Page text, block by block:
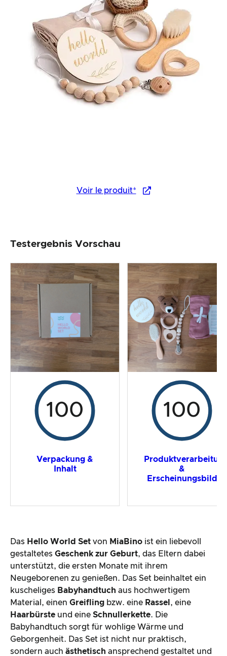
Voir le produit*
Testergebnis Vorschau
100
Verpackung &
Inhalt
100
&
Erscheinungsbild
Das Hello World Set von MiaBino ist ein liebevoll
gestaltetes Geschenk zur Geburt, das Eltern dabei
unterstützt, die ersten Monate mit ihrem
Neugeborenen zu genießen. Das Set beinhaltet ein
kuscheliges Babyhandtuch aus hochwertigem
Material, einen Greifling bzw. eine Rassel , eine
Haarbürste und eine Schnullerkette. Die
Babyhandtuch sorgt für wohlige Wärme und
Geborgenheit. Das Set ist nicht nur praktisch,
sondern auch ästhetisch ansprechend gestaltet und